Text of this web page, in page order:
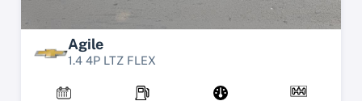
Agile
1.4 4P LTZ FLEX